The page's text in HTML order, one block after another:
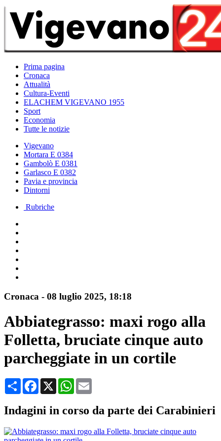
Prima pagina
Cronaca
Attualità
Cultura-Eventi
ELACHEM VIGEVANO 1955
Sport
Economia
Tutte le notizie
Vigevano
Mortara E 0384
Gambolò E 0381
Garlasco E 0382
Pavia e provincia
Dintorni
Rubriche
Cronaca - 08 luglio 2025, 18:18
Abbiategrasso: maxi rogo alla
Folletta, bruciate cinque auto
parcheggiate in un cortile
CondividiFacebook
X WhatsApp
Indagini in corso da parte dei Carabinieri